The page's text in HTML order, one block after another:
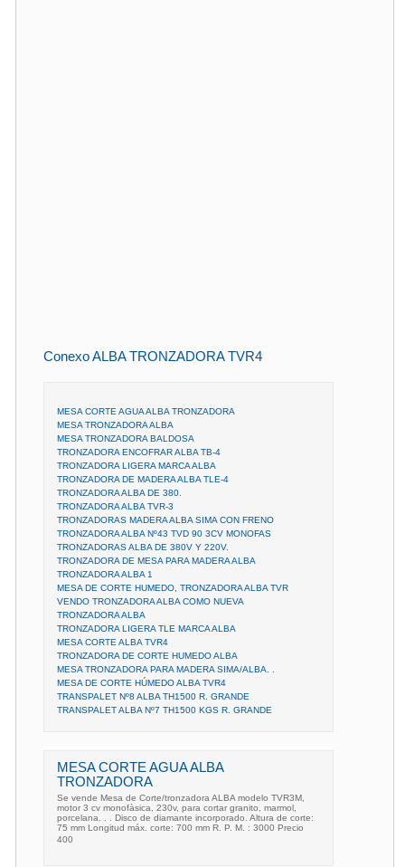
Conexo ALBA TRONZADORA TVR4
MESA CORTE AGUA ALBA TRONZADORA
MESA TRONZADORA ALBA
MESA TRONZADORA BALDOSA
TRONZADORA ENCOFRAR ALBA TB-4
TRONZADORA LIGERA MARCA ALBA
TRONZADORA DE MADERA ALBA TLE-4
TRONZADORA ALBA DE 380.
TRONZADORA ALBA TVR-3
TRONZADORAS MADERA ALBA SIMA CON FRENO
TRONZADORA ALBA Nº43 TVD 90 3CV MONOFAS
TRONZADORAS ALBA DE 380V Y 220V.
TRONZADORA DE MESA PARA MADERA ALBA
TRONZADORA ALBA 1
MESA DE CORTE HUMEDO, TRONZADORA ALBA TVR
VENDO TRONZADORA ALBA COMO NUEVA
TRONZADORA ALBA
TRONZADORA LIGERA TLE MARCA ALBA
MESA CORTE ALBA TVR4
TRONZADORA DE CORTE HUMEDO ALBA
MESA TRONZADORA PARA MADERA SIMA/ALBA. .
MESA DE CORTE HÚMEDO ALBA TVR4
TRANSPALET Nº8 ALBA TH1500 R. GRANDE
TRANSPALET ALBA Nº7 TH1500 KGS R. GRANDE
MESA CORTE AGUA ALBA
TRONZADORA
Se vende Mesa de Corte/tronzadora ALBA modelo TVR3M,
motor 3 cv monofàsica, 230v, para cortar granito, marmol,
porcelana. . . Disco de diamante incorporado. Altura de corte:
75 mm Longitud máx. corte: 700 mm R. P. M. : 3000 Precio
400